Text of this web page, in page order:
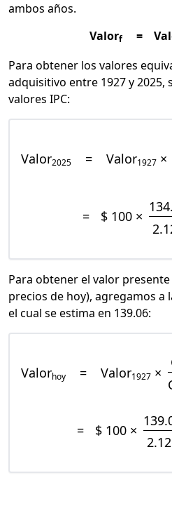
ambos años.
Valorf =
Para obtener los valores
adquisitivo entre 1927 y 2025,
valores IPC:
Valor2025 = Valor1927 ×
= $ 100 ×
Para obtener el valor
precios de hoy), agregamos a
el cual se estima en 139.06:
Valorhoy = Valor1927 ×
= $ 100 ×